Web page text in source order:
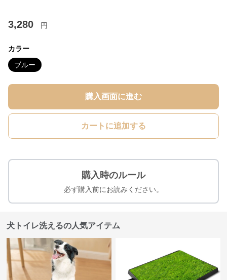
3,280 円
カラー
ブルー
購入画面に進む
カートに追加する
購入時のルール
必ず購入前にお読みください。
犬トイレ洗えるの人気アイテム